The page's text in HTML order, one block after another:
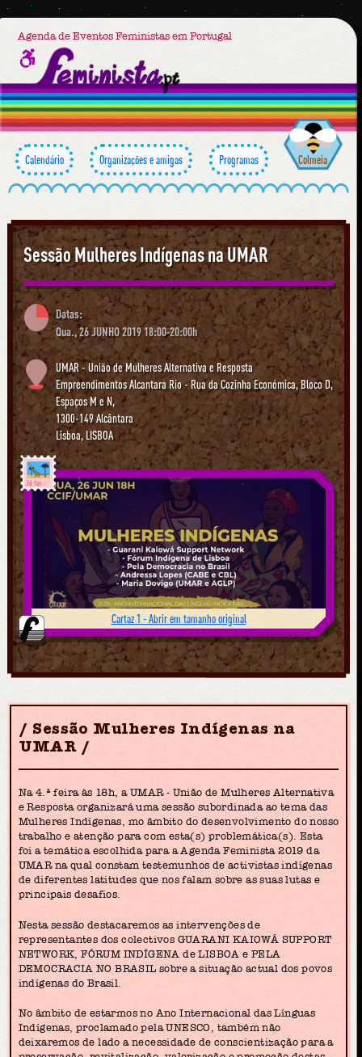
Agenda de Eventos Feministas em Portugal
Calendário Organizações e amigas Programas Colmeia
Sessão Mulheres Indígenas na UMAR
Datas:
Qua., 26 JUNHO 2019 18:00-20:00h
UMAR - União de Mulheres Alternativa e Resposta
Empreendimentos Alcantara Rio - Rua da Cozinha Económica, Bloco D,
Espaços M e N,
1300-149 Alcântara
Lisboa, LISBOA
Já foi
Cartaz 1 - Abrir em tamanho original
Sessão Mulheres Indígenas na
UMAR
Na 4.ª feira às 18h, a UMAR - União de Mulheres Alternativa
e Resposta organizará uma sessão subordinada ao tema das
Mulheres Indígenas, mo âmbito do desenvolvimento do nosso
trabalho e atenção para com esta(s) problemática(s). Esta
foi a temática escolhida para a Agenda Feminista 2019 da
UMAR na qual constam testemunhos de activistas indígenas
de diferentes latitudes que nos falam sobre as suas lutas e
principais desafios.
Nesta sessão destacaremos as intervenções de
representantes dos colectivos GUARANI KAIOWÁ SUPPORT
NETWORK, FÓRUM INDÍGENA de LISBOA e PELA
DEMOCRACIA NO BRASIL sobre a situação actual dos povos
indígenas do Brasil.
No âmbito de estarmos no Ano Internacional das Línguas
Indígenas, proclamado pela UNESCO, também não
deixaremos de lado a necessidade de conscientização para a